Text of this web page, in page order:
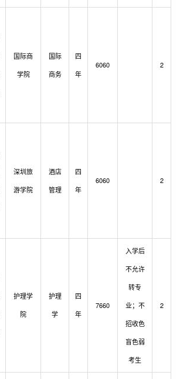
国际商
学院
国际
商务
四
年
6060 2
深圳旅
游学院
酒店
管理
四
年
6060 2
护理学
院
护理
学
四
年
7660
入学后
不允许
转专
业；不
招收色
盲色弱
考生
2